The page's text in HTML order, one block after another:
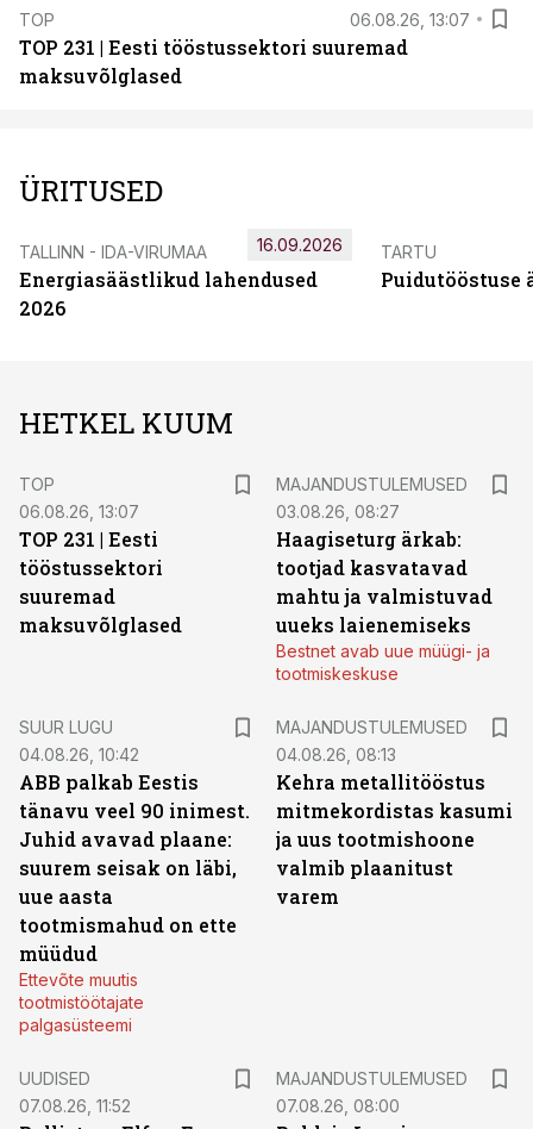
TOP 06.08.26, 13:07
TOP 231 | Eesti tööstussektori suuremad
maksuvõlglased
ÜRITUSED
TALLINN - IDA-VIRUMAA
Energiasäästlikud lahendused
2026
16.09.2026 TARTU
Puidutööstuse
HETKEL KUUM
TOP
06.08.26, 13:07
TOP 231 | Eesti
tööstussektori
suuremad
maksuvõlglased
MAJANDUSTULEMUSED
03.08.26, 08:27
Haagiseturg ärkab:
tootjad kasvatavad
mahtu ja valmistuvad
uueks laienemiseks
Bestnet avab uue müügi- ja
tootmiskeskuse
SUUR LUGU
04.08.26, 10:42
ABB palkab Eestis
tänavu veel 90 inimest.
Juhid avavad plaane:
suurem seisak on läbi,
uue aasta
tootmismahud on ette
müüdud
Ettevõte muutis
tootmistöötajate
palgasüsteemi
MAJANDUSTULEMUSED
04.08.26, 08:13
Kehra metallitööstus
mitmekordistas kasumi
ja uus tootmishoone
valmib plaanitust
varem
UUDISED
07.08.26, 11:52
MAJANDUSTULEMUSED
07.08.26, 08:00